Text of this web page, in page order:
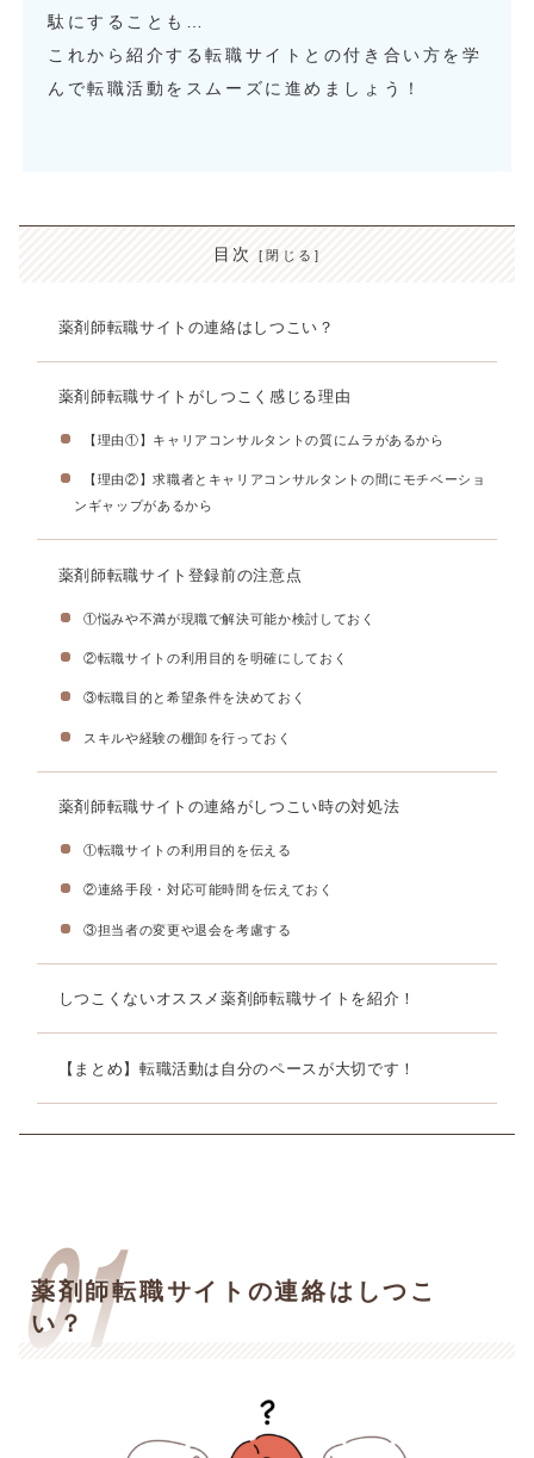
駄にすることも…
これから紹介する転職サイトとの付き合い方を学
んで転職活動をスムーズに進めましょう！
目次
薬剤師転職サイトの連絡はしつこい？
薬剤師転職サイトがしつこく感じる理由
【理由①】キャリアコンサルタントの質にムラがあるから
【理由②】求職者とキャリアコンサルタントの間にモチベーショ
ンギャップがあるから
薬剤師転職サイト登録前の注意点
①悩みや不満が現職で解決可能か検討しておく
②転職サイトの利用目的を明確にしておく
③転職目的と希望条件を決めておく
スキルや経験の棚卸を行っておく
薬剤師転職サイトの連絡がしつこい時の対処法
①転職サイトの利用目的を伝える
②連絡手段・対応可能時間を伝えておく
③担当者の変更や退会を考慮する
しつこくないオススメ薬剤師転職サイトを紹介！
【まとめ】転職活動は自分のペースが大切です！
薬剤師転職サイトの連絡はしつこ
い？